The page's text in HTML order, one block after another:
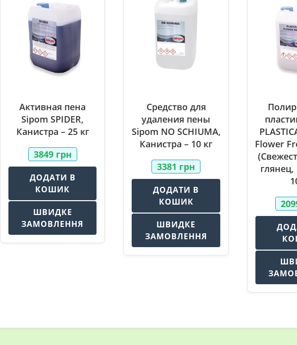
Активная пена
Sipom SPIDER,
Канистра – 25 кг
3849 грн
ДОДАТИ В
КОШИК
ШВИДКЕ
ЗАМОВЛЕННЯ
Средство для
удаления пены
Sipom NO SCHIUMA,
Канистра – 10 кг
3381 грн
ДОДАТИ В
КОШИК
ШВИДКЕ
ЗАМОВЛЕННЯ
Flower